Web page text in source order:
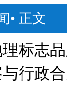
• 正文
标志
行政